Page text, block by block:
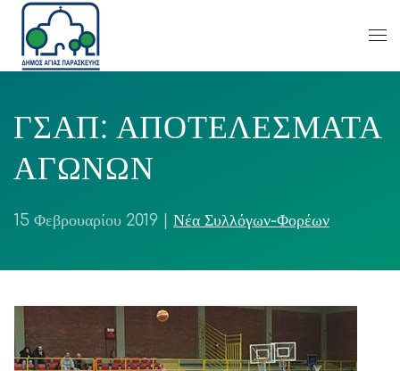
ΓΣΑΠ: ΑΠΟΤΕΛΕΣΜΑΤΑ
ΑΓΩΝΩΝ
15 Φεβρουαρίου 2019 Νέα Συλλόγων-Φορέων